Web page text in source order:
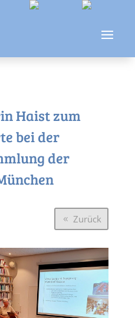
Haist zum
bei der
der
Zurück